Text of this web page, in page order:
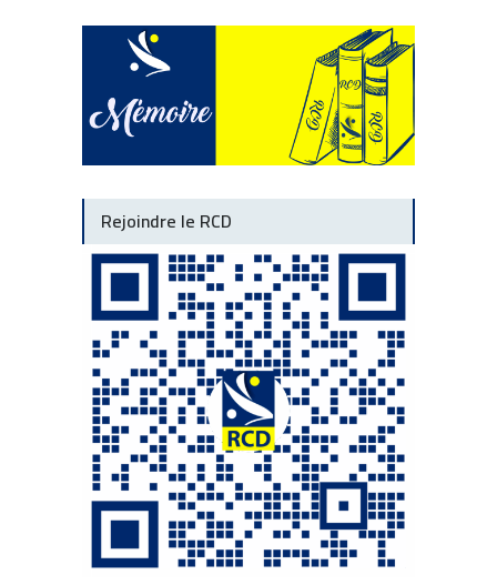
Rejoindre le RCD